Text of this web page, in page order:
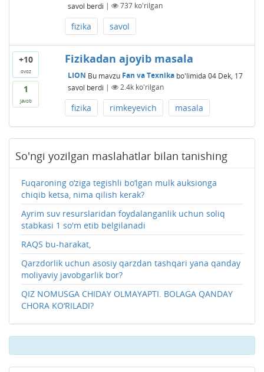
savol berdi | 737ko'rilgan
fizika savol
+10
ovoz
1
javob
Fizikadan ajoyib masala
LION Bu mavzu Fan va Texnikabo'limida 04 Dek, 17
savol berdi | 2.4kko'rilgan
fizika rimkeyevich masala
So'ngi yozilgan maslahatlar bilan tanishing
Fuqaroning o‘ziga tegishli bo‘lgan mulk auksionga
chiqib ketsa, nima qilish kerak?
Ayrim suv resurslaridan foydalanganlik uchun soliq
stabkasi 1 so'm etib belgilanadi
RAQS bu-harakat,
Qarzdorlik uchun asosiy qarzdan tashqari yana qanday
moliyaviy javobgarlik bor?
QIZ NOMUSGA CHIDAY OLMAYAPTI. BOLAGA QANDAY
CHORA KO‘RILADI?